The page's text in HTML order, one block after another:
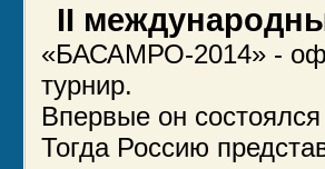
II
«БАСАМРО-2014» -
турнир.
Впервые он
Тогда Россию